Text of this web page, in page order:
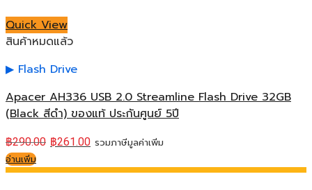
Quick View
สินค้าหมดแล้ว
Flash Drive
Apacer AH336 USB 2.0 Streamline Flash Drive 32GB
(Black สีดำ) ของแท้ ประกันศูนย์ 5ปี
฿290.00 ฿261.00 รวมภาษีมูลค่าเพิ่ม
อ่านเพิ่ม